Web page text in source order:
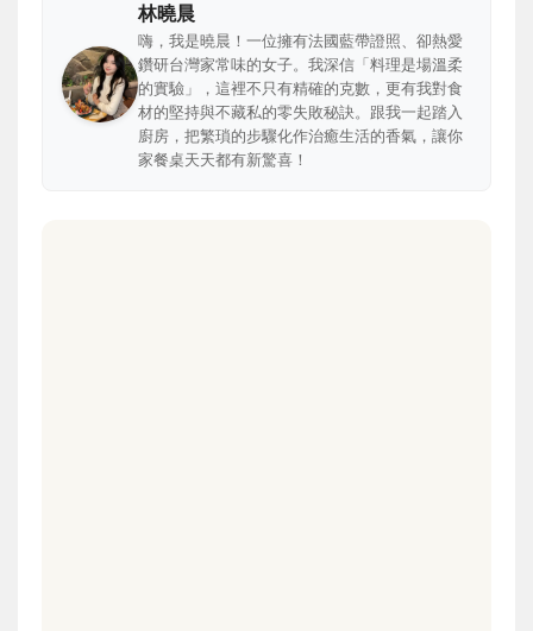
林曉晨
嗨，我是曉晨！一位擁有法國藍帶證照、卻熱愛
鑽研台灣家常味的女子。我深信「料理是場溫柔
的實驗」，這裡不只有精確的克數，更有我對食
材的堅持與不藏私的零失敗秘訣。跟我一起踏入
廚房，把繁瑣的步驟化作治癒生活的香氣，讓你
家餐桌天天都有新驚喜！